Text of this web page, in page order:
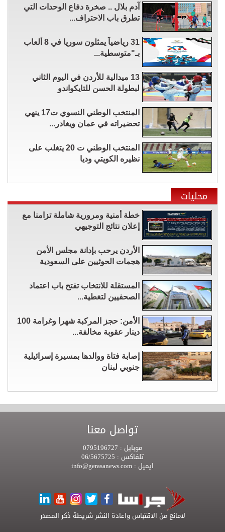
آدم بلال .. صخرة دفاع الوحدات التي
تطرق باب الاحتراف...
31 رياضياً يمثلون سوريا في 8 ألعاب
بـ"متوسطية...
13 ميدالية للأردن في اليوم الثاني
لبطولة الحسن للتايكواندو
المنتخب الوطني النسوي ت17 ينهي
تحضيراته في عمان ويغادر...
المنتخب الوطني ت 20 يتغلب على
نظيره الكويتي وديا
محليات
خطة أمنية ومرورية شاملة تزامنا مع
إعلان نتائج التوجيهي
الأردن يرحب بإدانة مجلس الأمن
هجمات الحوثيين على السعودية
المستقلة للانتخاب تفتح باب اعتماد
الصحفيين لتغطية...
الأمن: حجز المركبة شهرا وغرامة 100
دينار عقوبة مخالفة...
إصابة فتاة ووالدها بمسيرة إسرائيلية
جنوبي لبنان
تواصل معنا
موبايل :
تلفاكس :
ايميل :
لامانع من الاقتباس واعادة النشر شريطة ذكر المصدر